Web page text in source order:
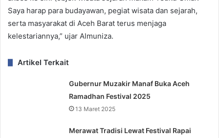
Saya harap para budayawan, pegiat wisata dan sejarah,
serta masyarakat di Aceh Barat terus menjaga
kelestariannya,” ujar Almuniza.
Artikel Terkait
Gubernur Muzakir Manaf Buka Aceh
Ramadhan Festival 2025
13 Maret 2025
Merawat Tradisi Lewat Festival Rapai